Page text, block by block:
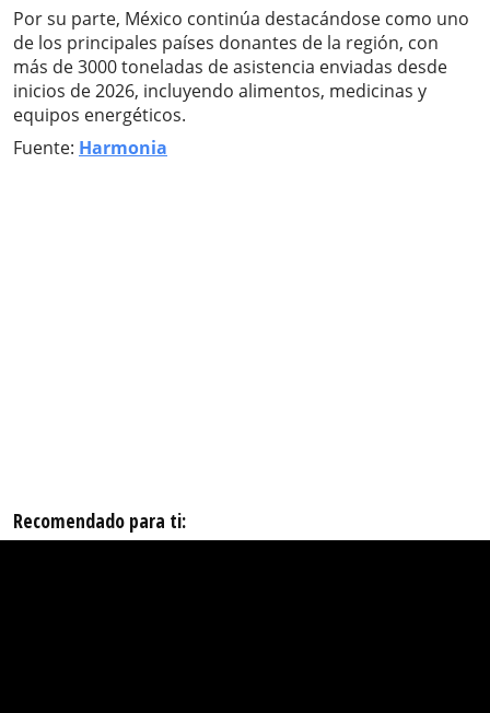
Por su parte, México continúa destacándose como uno
de los principales países donantes de la región, con
más de 3000 toneladas de asistencia enviadas desde
inicios de 2026, incluyendo alimentos, medicinas y
equipos energéticos.
Fuente: Harmonia
Recomendado para ti: